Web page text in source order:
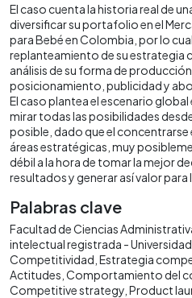
El caso cuenta la historia real de
diversificar su portafolio en el
para Bebé en Colombia, por lo
replanteamiento de su estrategia
análisis de su forma de
posicionamiento, publicidad y
El caso plantea el escenario
mirar todas las posibilidades
posible, dado que el concentrarse
áreas estratégicas, muy
débil a la hora de tomar la mejor
resultados y generar así valor para
Palabras clave
Facultad de Ciencias
intelectual registrada - Universidad
Competitividad Estrategia
Actitudes Comportamiento del
Competitive strategy Product